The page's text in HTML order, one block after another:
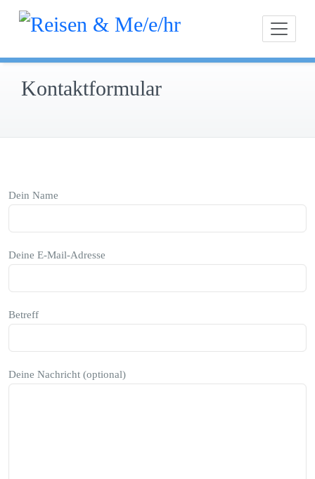
springen
Zum
und
Kontaktformular
Dein Name
Deine E-Mail-Adresse
Betreff
Deine Nachricht (optional)